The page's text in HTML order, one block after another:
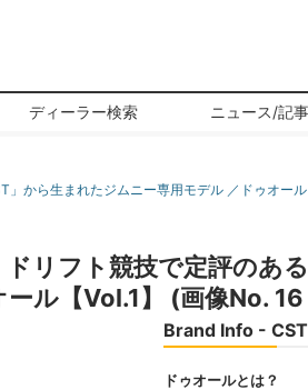
ディーラー検索 ニュース/記事
から生まれたジムニー専用モデル ／ドゥオール
リフト競技で定評のあ
ル【Vol.1】 (画像No. 16
Brand Info - CST
ドゥオールとは？